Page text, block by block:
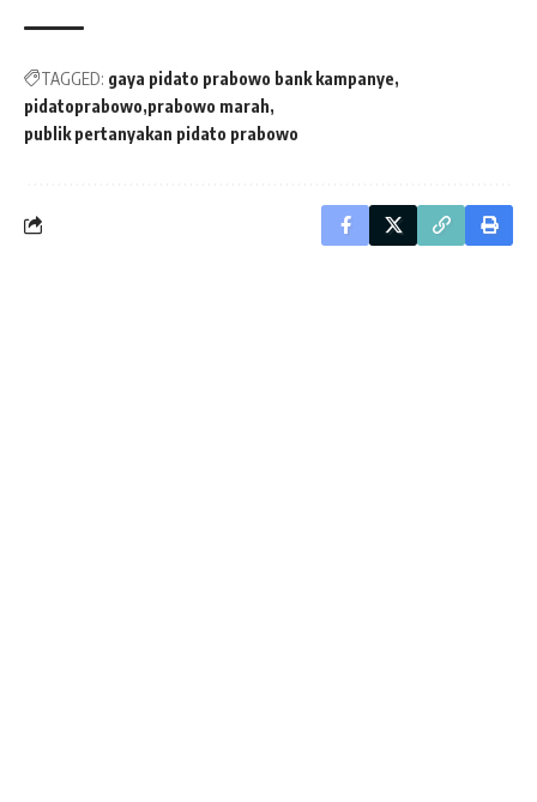
TAGGED: gaya pidato prabowo bank kampanye
pidatoprabowo prabowo marah
publik pertanyakan pidato prabowo